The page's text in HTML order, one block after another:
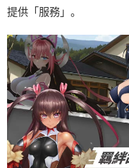
提供「服務」。